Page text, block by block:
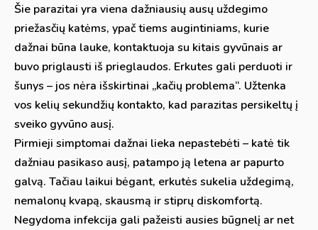
Šie parazitai yra viena dažniausių ausų uždegimo
priežasčių katėms, ypač tiems augintiniams, kurie
dažnai būna lauke, kontaktuoja su kitais gyvūnais ar
buvo priglausti iš prieglaudos. Erkutes gali perduoti ir
šunys – jos nėra išskirtinai „kačių problema“. Užtenka
vos kelių sekundžių kontakto, kad parazitas persikeltų į
sveiko gyvūno ausį.
Pirmieji simptomai dažnai lieka nepastebėti – katė tik
dažniau pasikaso ausį, patampo ją letena ar papurto
galvą. Tačiau laikui bėgant, erkutės sukelia uždegimą,
nemalonų kvapą, skausmą ir stiprų diskomfortą.
Negydoma infekcija gali pažeisti ausies būgnelį ar net